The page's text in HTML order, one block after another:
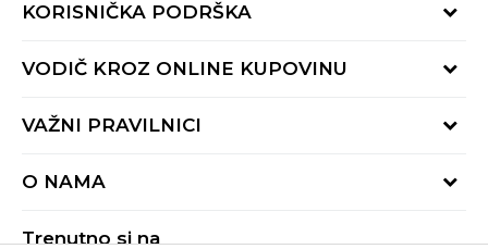
KORISNIČKA PODRŠKA
Provjeri status porudžbine
Radno vrijeme 9-16h
VODIČ KROZ ONLINE KUPOVINU
Načini isporuke
Reklamacije
VAŽNI PRAVILNICI
Pravila Sport&Bonus programa
O NAMA
Trenutno si na